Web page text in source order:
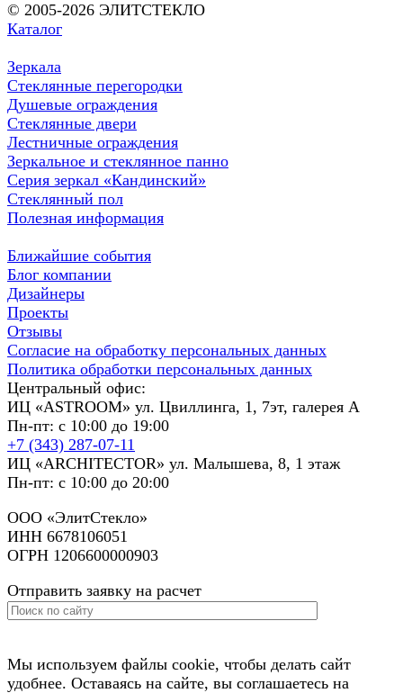
© 2005-2026 ЭЛИТСТЕКЛО
Каталог
Зеркала
Стеклянные перегородки
Душевые ограждения
Стеклянные двери
Лестничные ограждения
Зеркальное и стеклянное панно
Серия зеркал «Кандинский»
Стеклянный пол
Полезная информация
Ближайшие события
Блог компании
Дизайнеры
Проекты
Отзывы
Согласие на обработку персональных данных
Политика обработки персональных данных
Центральный офис:
ИЦ «ASTROOM» ул. Цвиллинга, 1, 7эт, галерея А
Пн-пт: с 10:00 до 19:00
+7 (343) 287-07-11
ИЦ «ARCHITECTOR» ул. Малышева, 8, 1 этаж
Пн-пт: с 10:00 до 20:00
ООО «ЭлитСтекло»
ИНН 6678106051
ОГРН 1206600000903
Отправить заявку на расчет
Мы используем файлы cookie, чтобы делать сайт
удобнее. Оставаясь на сайте, вы соглашаетесь на